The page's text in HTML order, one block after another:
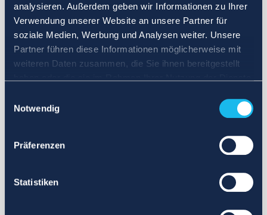
analysieren. Außerdem geben wir Informationen zu Ihrer
Verwendung unserer Website an unsere Partner für
soziale Medien, Werbung und Analysen weiter. Unsere
Partner führen diese Informationen möglicherweise mit
weiteren Daten zusammen, die Sie ihnen bereitgestellt
Notwendig
Präferenzen
Statistiken